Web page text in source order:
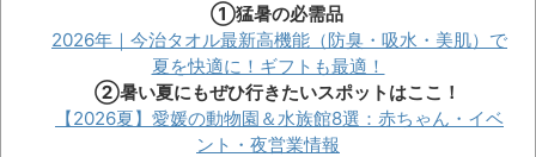
①猛暑の必需品
2026年｜今治タオル最新高機能（防臭・吸水・美肌）で
夏を快適に！ギフトも最適！
②暑い夏にもぜひ行きたいスポットはここ！
【2026夏】愛媛の動物園＆水族館8選：赤ちゃん・イベ
ント・夜営業情報